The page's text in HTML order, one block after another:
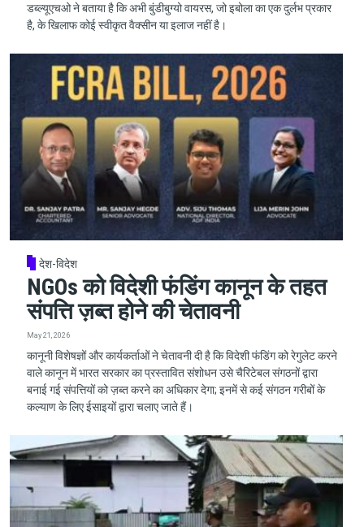
डब्ल्यूएचओ ने बताया है कि अभी बुंडीबुग्यो वायरस, जो इबोला का एक दुर्लभ प्रकार
है, के खिलाफ कोई स्वीकृत वैक्सीन या इलाज नहीं है।
देश-विदेश
NGOs को विदेशी फंडिंग कानून के तहत
संपत्ति ज़ब्त होने की चेतावनी
May 21, 2026
कानूनी विशेषज्ञों और कार्यकर्ताओं ने चेतावनी दी है कि विदेशी फंडिंग को रेगुलेट करने
वाले कानून में भारत सरकार का प्रस्तावित संशोधन उसे चैरिटेबल संगठनों द्वारा
बनाई गई संपत्तियों को ज़ब्त करने का अधिकार देगा; इनमें से कई संगठन गरीबों के
कल्याण के लिए ईसाइयों द्वारा चलाए जाते हैं।